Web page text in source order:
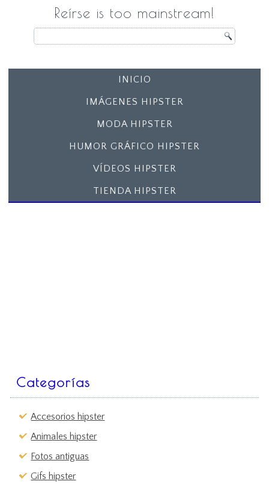
Reírse is too mainstream!
INICIO
IMÁGENES HIPSTER
MODA HIPSTER
HUMOR GRÁFICO HIPSTER
VÍDEOS HIPSTER
TIENDA HIPSTER
Categorías
Accesorios hipster
Animales hipster
Fotos antiguas
Gifs hipster